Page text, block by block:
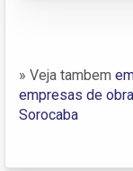
» Veja tambem
empresas de
Sorocaba